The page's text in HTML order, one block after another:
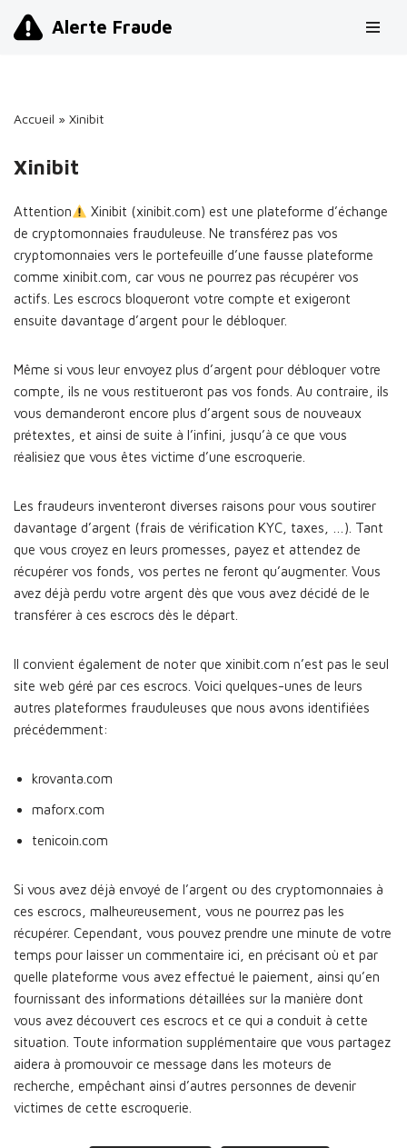
Alerte Fraude
Accueil » Xinibit
Xinibit
Attention
Xinibit (xinibit.com) est une plateforme d’échange
de cryptomonnaies frauduleuse. Ne transférez pas vos
cryptomonnaies vers le portefeuille d’une fausse plateforme
comme xinibit.com, car vous ne pourrez pas récupérer vos
actifs. Les escrocs bloqueront votre compte et exigeront
ensuite davantage d’argent pour le débloquer.
Même si vous leur envoyez plus d’argent pour débloquer votre
compte, ils ne vous restitueront pas vos fonds. Au contraire, ils
vous demanderont encore plus d’argent sous de nouveaux
prétextes, et ainsi de suite à l’infini, jusqu’à ce que vous
réalisiez que vous êtes victime d’une escroquerie.
Les fraudeurs inventeront diverses raisons pour vous soutirer
davantage d’argent (frais de vérification KYC, taxes, …). Tant
que vous croyez en leurs promesses, payez et attendez de
récupérer vos fonds, vos pertes ne feront qu’augmenter. Vous
avez déjà perdu votre argent dès que vous avez décidé de le
transférer à ces escrocs dès le départ.
Il convient également de noter que xinibit.com n’est pas le seul
site web géré par ces escrocs. Voici quelques-unes de leurs
autres plateformes frauduleuses que nous avons identifiées
précédemment:
krovanta.com
maforx.com
tenicoin.com
Si vous avez déjà envoyé de l’argent ou des cryptomonnaies à
ces escrocs, malheureusement, vous ne pourrez pas les
récupérer. Cependant, vous pouvez prendre une minute de votre
temps pour laisser un commentaire ici, en précisant où et par
quelle plateforme vous avez effectué le paiement, ainsi qu’en
fournissant des informations détaillées sur la manière dont
vous avez découvert ces escrocs et ce qui a conduit à cette
situation. Toute information supplémentaire que vous partagez
aidera à promouvoir ce message dans les moteurs de
recherche, empêchant ainsi d’autres personnes de devenir
victimes de cette escroquerie.